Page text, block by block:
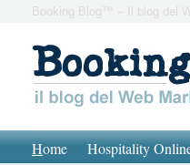
Booking Blog™ – Il blog del
Home Hospitality